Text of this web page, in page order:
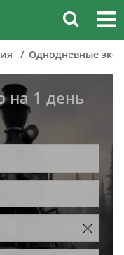
Однодневные
на 1 день